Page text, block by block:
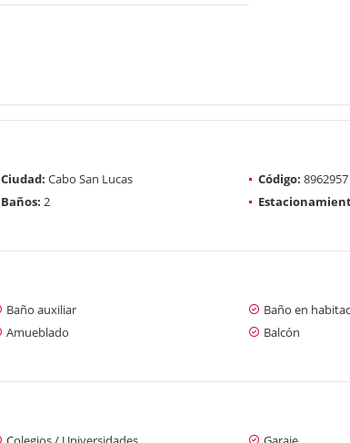
Ciudad: Cabo San Lucas Código: 8962957
Baños: 2
Baño auxiliar
Baño en
Amueblado
Balcón